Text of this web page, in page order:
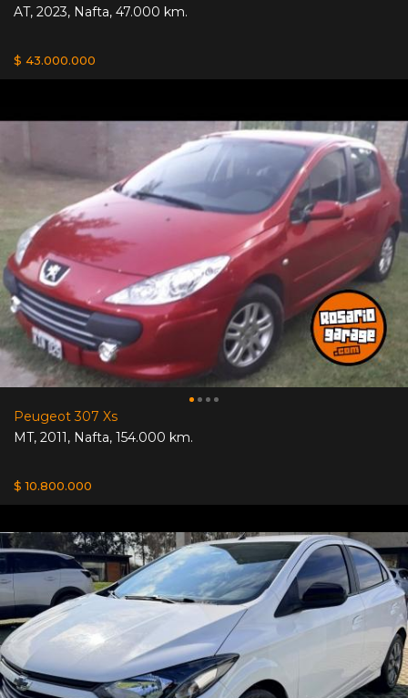
AT, 2023, Nafta, 47.000 km.
$ 43.000.000
Peugeot 307 Xs
MT, 2011, Nafta, 154.000 km.
$ 10.800.000